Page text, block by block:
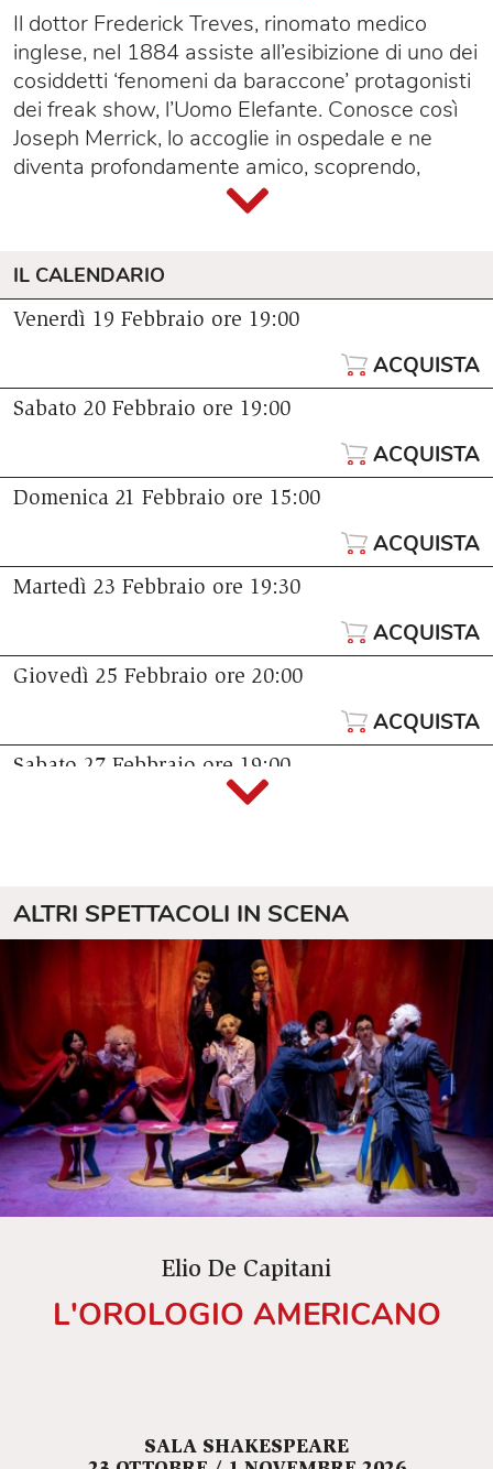
Il dottor Frederick Treves, rinomato medico
inglese, nel 1884 assiste all’esibizione di uno dei
cosiddetti ‘fenomeni da baraccone’ protagonisti
dei freak show, l’Uomo Elefante. Conosce così
Joseph Merrick, lo accoglie in ospedale e ne
diventa profondamente amico, scoprendo,
dietro il suo aspetto mostruoso, intelligenza,
film di David Lynch, approda in teatro in
un’inedita 'versione concerto’, dove parola e
Un progetto che dialoga anche con i dipinti della
serie JOHN’S HOUSE che l’artista Giovanni De
Francesco ha dedicato a THE ELEPHANT MAN.
IL CALENDARIO
Venerdì 19 Febbraio ore 19:00
ACQUISTA
Sabato 20 Febbraio ore 19:00
ACQUISTA
Domenica 21 Febbraio ore 15:00
ACQUISTA
Martedì 23 Febbraio ore 19:30
ACQUISTA
Giovedì 25 Febbraio ore 20:00
ACQUISTA
Sabato 27 Febbraio ore 19:00
ALTRI SPETTACOLI IN SCENA
Elio De Capitani
L'OROLOGIO AMERICANO
SALA SHAKESPEARE